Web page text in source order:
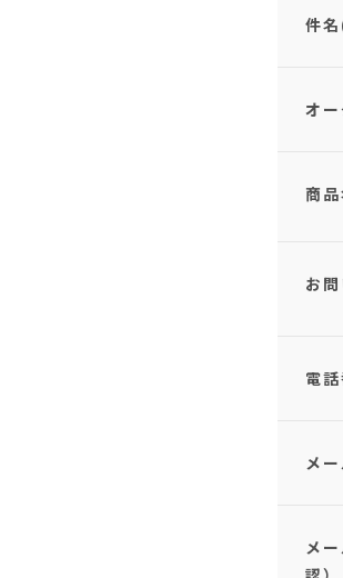
件
オ
商品
お
電
メ
メ